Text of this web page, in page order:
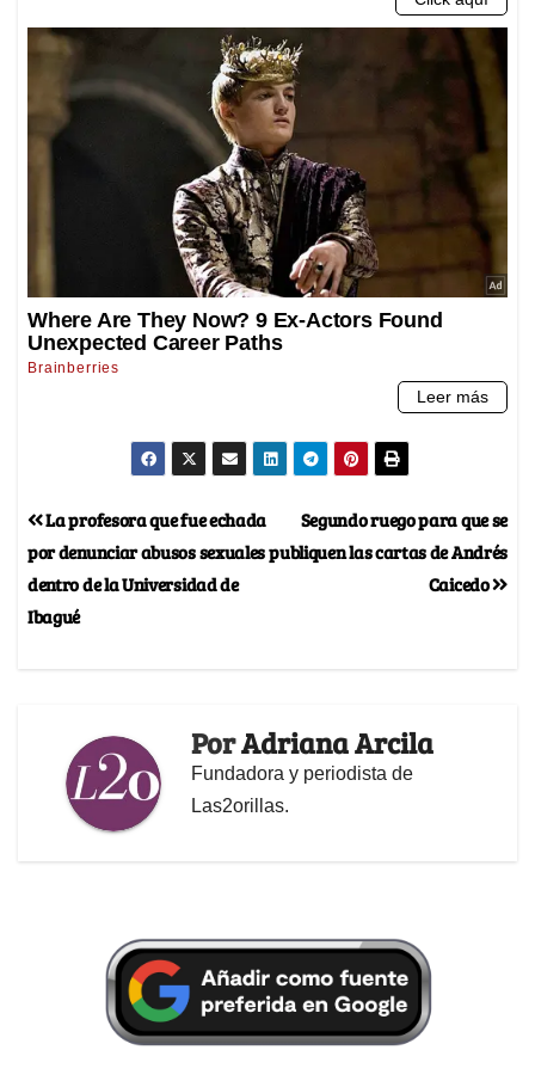
Segundo ruego para que se
publiquen las cartas de Andrés
Caicedo
La profesora que fue echada
por denunciar abusos sexuales
dentro de la Universidad de
Ibagué
PorAdriana Arcila
Fundadora y periodista de
Las2orillas.